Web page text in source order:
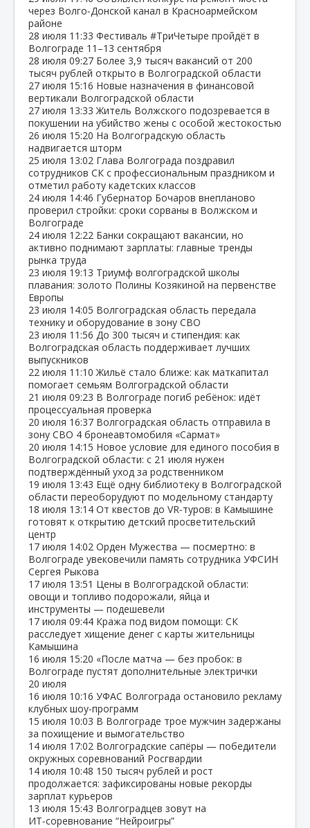
через Волго‑Донской канал в Красноармейском
районе
28 июля 11:33 Фестиваль #ТриЧетыре пройдёт в
Волгограде 11–13 сентября
28 июля 09:27 Более 3,9 тысяч вакансий от 200
тысяч рублей открыто в Волгоградской области
27 июля 15:16 Новые назначения в финансовой
вертикали Волгоградской области
27 июля 13:33 Житель Волжского подозревается в
покушении на убийство жены с особой жестокостью
26 июля 15:20 На Волгоградскую область
надвигается шторм
25 июля 13:02 Глава Волгограда поздравил
сотрудников СК с профессиональным праздником и
отметил работу кадетских классов
24 июля 14:46 Губернатор Бочаров внепланово
проверил стройки: сроки сорваны в Волжском и
Волгограде
24 июля 12:22 Банки сокращают вакансии, но
активно поднимают зарплаты: главные тренды
рынка труда
23 июля 19:13 Триумф волгоградской школы
плавания: золото Полины Козякиной на первенстве
Европы
23 июля 14:05 Волгоградская область передала
технику и оборудование в зону СВО
23 июля 11:56 До 300 тысяч и стипендия: как
Волгоградская область поддерживает лучших
выпускников
22 июля 11:10 Жильё стало ближе: как маткапитал
помогает семьям Волгоградской области
21 июля 09:23 В Волгограде погиб ребёнок: идёт
процессуальная проверка
20 июля 16:37 Волгоградская область отправила в
зону СВО 4 бронеавтомобиля «Сармат»
20 июля 14:15 Новое условие для единого пособия в
Волгоградской области: с 21 июля нужен
подтверждённый уход за родственником
19 июля 13:43 Ещё одну библиотеку в Волгоградской
области переоборудуют по модельному стандарту
18 июля 13:14 От квестов до VR‑туров: в Камышине
готовят к открытию детский просветительский
центр
17 июля 14:02 Орден Мужества — посмертно: в
Волгограде увековечили память сотрудника УФСИН
Сергея Рыкова
17 июля 13:51 Цены в Волгоградской области:
овощи и топливо подорожали, яйца и
инструменты — подешевели
17 июля 09:44 Кража под видом помощи: СК
расследует хищение денег с карты жительницы
Камышина
16 июля 15:20 «После матча — без пробок: в
Волгограде пустят дополнительные электрички
20 июля
16 июля 10:16 УФАС Волгограда остановило рекламу
клубных шоу‑программ
15 июля 10:03 В Волгограде трое мужчин задержаны
за похищение и вымогательство
14 июля 17:02 Волгоградские сапёры — победители
окружных соревнований Росгвардии
14 июля 10:48 150 тысяч рублей и рост
продолжается: зафиксированы новые рекорды
зарплат курьеров
13 июля 15:43 Волгоградцев зовут на
ИТ‑соревнование “Нейроигры”